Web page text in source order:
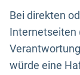
Bei direkten
Internetseiten
würde eine